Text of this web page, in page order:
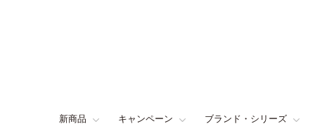
新商品 キャンペーン ブランド・シリーズ